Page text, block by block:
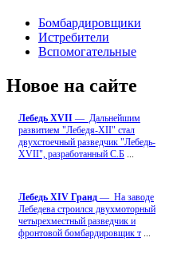
Бомбардировщики
Истребители
Вспомогательные
Новое на сайте
Лебедь ХVII — Дальнейшим
развитием "Лебедя-ХII" стал
двухстоечный разведчик "Лебедь-
XVII", разработанный С.Б
Лебедь ХIV Гранд — На заводе
Лебедева строился двухмоторный
четырехместный разведчик и
фронтовой бомбардировщик т